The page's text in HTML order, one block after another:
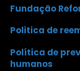
Fundação
Politica de
Política de
humanos